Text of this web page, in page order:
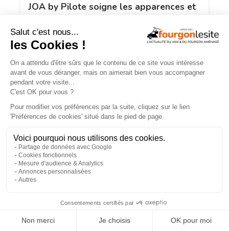
JOA by Pilote soigne les apparences et
de l’espace